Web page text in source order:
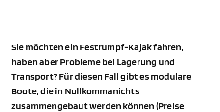
Sie möchten ein Festrumpf-Kajak fahren,
haben aber Probleme bei Lagerung und
Transport? Für diesen Fall gibt es modulare
Boote, die in Nullkommanichts
zusammengebaut werden können (Preise